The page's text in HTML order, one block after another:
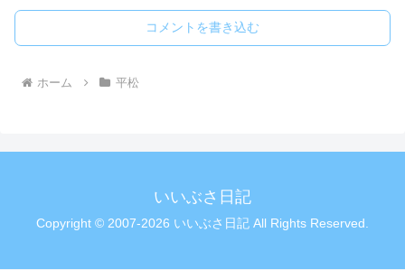
コメントを書き込む
ホーム 平松
いいぶさ日記
Copyright © 2007-2026 いいぶさ日記 All Rights Reserved.